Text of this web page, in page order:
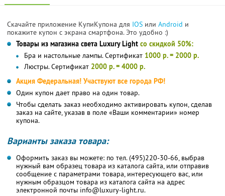
Скачайте приложение КупиКупона для IOS или Android и
покажите купон с экрана смартфона. Это удобно :)
Товары из магазина cвета Luxury Light со скидкой 50%:
Бра и настольные лампы. Сертификат 1000 р. = 2000 р.
Люстры. Сертификат 2000 р. = 4000 р.
Акция Федеральная! Участвуют все города РФ!
Один купон дает право на один товар.
Чтобы сделать заказ необходимо активировать купон, сделав
заказ на сайте, указав в поле «Ваши комментарии» номер
купона.
Варианты заказа товара:
Оформить заказ вы можете: по тел. (495)220-30-66, выбрав
нужный вам образец товара из каталога сайта, или отправив
сообщение с параметрами товара, интересующего вас, или
нужным образцом товара из каталога сайта на адрес
электронной почты info@luxury-light.ru.